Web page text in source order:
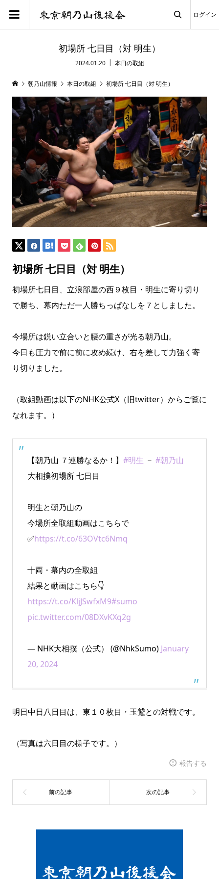
ログイン
初場所 七日目（対 明生）
2024.01.20 本日の取組
朝乃山情報 本日の取組 初場所 七日目（対 明生）
初場所 七日目（対 明生）
初場所七日目、立浪部屋の西９枚目・明生に寄り切り
で勝ち、幕内ただ一人勝ちっぱなしを７としました。
今場所は鋭い立合いと腰の重さが光る朝乃山。
今日も圧力で前に前に攻め続け、右を差して力強く寄
り切りました。
（取組動画は以下のNHK公式X（旧twitter）からご覧に
なれます。）
【朝乃山 ７連勝なるか！】 #明生 － #朝乃山
大相撲初場所 七日目
明生と朝乃山の
今場所全取組動画はこちらで
✅https://t.co/63OVtc6Nmq
十両・幕内の全取組
結果と動画はこちら👇
https://t.co/KljJSwfxM9#sumo
pic.twitter.com/08DXvKXq2g
— NHK大相撲（公式） (@NhkSumo) January
20, 2024
明日中日八日目は、東１０枚目・玉鷲との対戦です。
（写真は六日目の様子です。）
報告する